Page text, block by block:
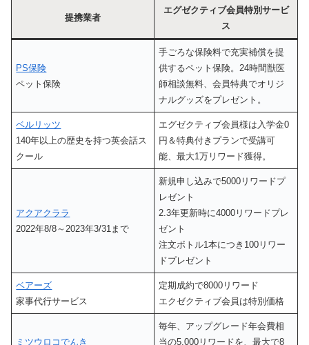
提携業者
エグゼクティブ会員特別サービ
ス
PS保険
ペット保険
手ごろな保険料で充実補償を提
供するペット保険。24時間獣医
師相談無料、会員特典でオリジ
ナルグッズをプレゼント。
ベルリッツ
140年以上の歴史を持つ英会話ス
クール
エグゼクティブ会員様は入学金0
円＆特典付きプランで受講可
能、最大1万リワード獲得。
アクアクララ
2022年8/8～2023年3/31まで
新規申し込みで5000リワードプ
レゼント
2.3年更新時に4000リワードプレ
ゼント
注文ボトル1本につき100リワー
ドプレゼント
ベアーズ
家事代行サービス
定期成約で8000リワード
エクゼクティブ会員は特別価格
ミツウロコでんき
毎年、アップグレード年会費相
当の5,000リワードを、最大で8